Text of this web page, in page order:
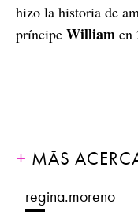
hizo la historia de
príncipe William en
MÁS
regina.moreno